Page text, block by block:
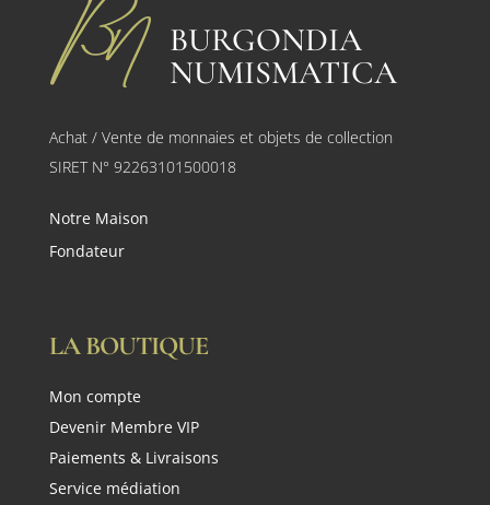
BURGONDIA
NUMISMATICA
Achat / Vente de monnaies et objets de collection
SIRET N° 92263101500018
Notre Maison
Fondateur
LA BOUTIQUE
Mon compte
Devenir Membre VIP
Paiements & Livraisons
Service médiation